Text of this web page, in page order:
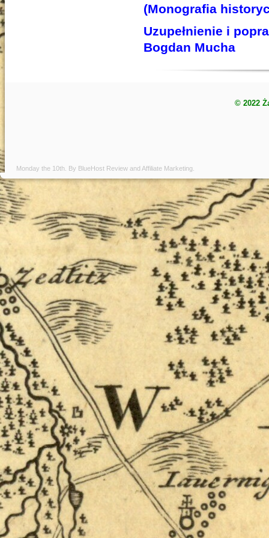
(Monografia
Uzupełnienie i
Bogdan Mucha
© 2022
Monday the 10th. By BlueHost Review andAffiliate Marketing